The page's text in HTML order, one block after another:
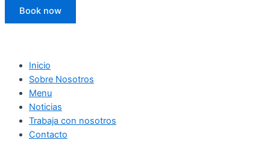
Book now
Inicio
Sobre Nosotros
Menu
Noticias
Trabaja con nosotros
Contacto